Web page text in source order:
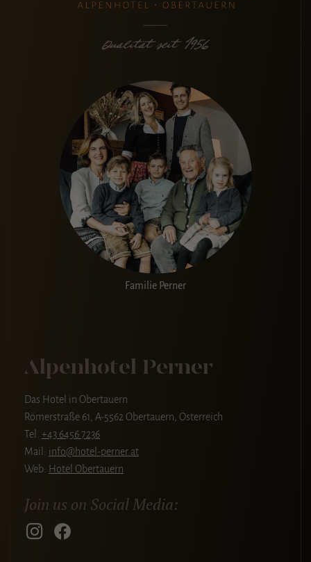
Familie Perner
Alpenhotel Perner
Das Hotel in Obertauern
Römerstraße 61, A-5562 Obertauern, Österreich
Tel. +43 6456 7236
Mail: info@hotel-perner.at
Web: Hotel Obertauern
Join us on Social Media: